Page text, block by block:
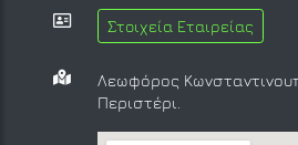
Στοιχεία Εταιρείας
Λεωφόρος
Περιστέρι.